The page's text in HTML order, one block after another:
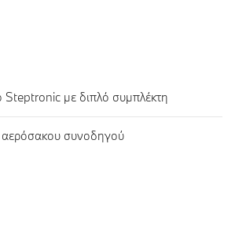
Steptronic με διπλό συμπλέκτη
συνοδηγού